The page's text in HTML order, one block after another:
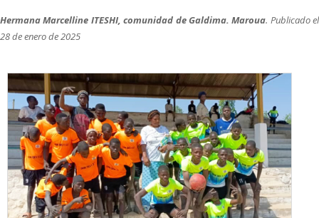
Hermana Marcelline ITESHI, comunidad de Galdima. Maroua. Publicado el
28 de enero de 2025